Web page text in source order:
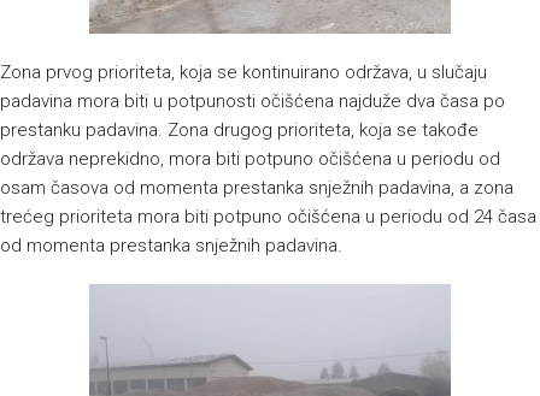
Zona prvog prioriteta, koja se kontinuirano održava, u slučaju
padavina mora biti u potpunosti očišćena najduže dva časa po
prestanku padavina. Zona drugog prioriteta, koja se takođe
održava neprekidno, mora biti potpuno očišćena u periodu od
osam časova od momenta prestanka snježnih padavina, a zona
trećeg prioriteta mora biti potpuno očišćena u periodu od 24 časa
od momenta prestanka snježnih padavina.